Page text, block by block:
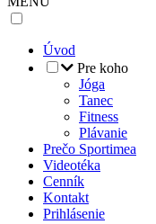
Úvod
Pre koho
Jóga
Tanec
Fitness
Plávanie
Prečo Sportimea
Videotéka
Cenník
Kontakt
Prihlásenie